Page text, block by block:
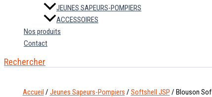
JEUNES SAPEURS-POMPIERS
ACCESSOIRES
Nos produits
Contact
Rechercher
Accueil / Jeunes Sapeurs-Pompiers / Softshell JSP / Blouson